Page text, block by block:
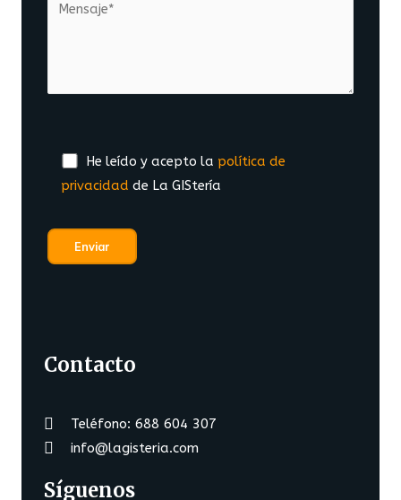
He leído y acepto la política de
privacidad de La GIStería
Contacto
Teléfono: 688 604 307
info@lagisteria.com
Síguenos